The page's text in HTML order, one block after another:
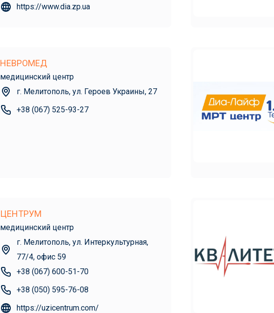
https://www.dia.zp.ua
НЕВРОМЕД
медицинский центр
г. Мелитополь, ул. Героев Украины, 27
+38 (067) 525-93-27
ЦЕНТРУМ
медицинский центр
г. Мелитополь, ул. Интеркультурная,
77/4, офиc 59
+38 (067) 600-51-70
+38 (050) 595-76-08
https://uzicentrum.com/